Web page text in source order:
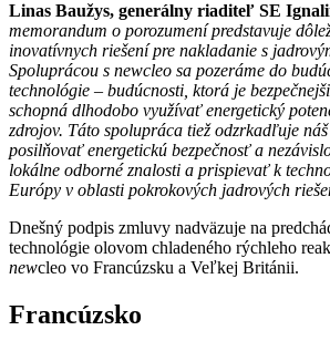
Linas Baužys, generálny riaditeľ SE
memorandum o porozumení predstavuje
inovatívnych riešení pre nakladanie s
Spoluprácou s newcleo sa pozeráme do
technológie – budúcnosti, ktorá je
schopná dlhodobo využívať energetický
zdrojov. Táto spolupráca tiež odzrkadľuje
posilňovať energetickú bezpečnosť a
lokálne odborné znalosti a prispievať k
Európy v oblasti pokrokových jadrových
Dnešný podpis zmluvy nadväzuje na
technológie olovom chladeného rýchleho
newcleo vo Francúzsku a Veľkej Británii.
Francúzsko